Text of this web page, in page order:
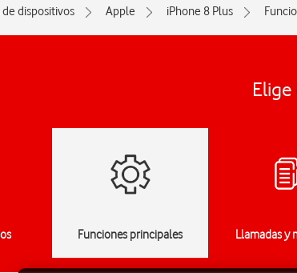
de dispositivos Apple iPhone 8 Plus
Funciones principales Llamadas y